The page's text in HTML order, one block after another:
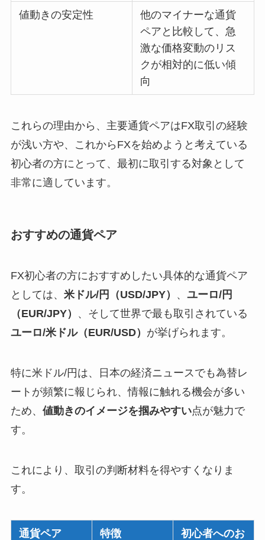
値動きの安定性
他のマイナーな通貨
ペアと比較して、急
激な価格変動のリス
クが相対的に低い傾
向
これらの理由から、主要通貨ペアはFX取引の経験
が浅い方や、これからFXを始めようと考えている
初心者の方にとって、最初に取引する対象として
非常に適しています。
おすすめの通貨ペア
FX初心者の方におすすめしたい具体的な通貨ペア
としては、 米ドル/円（USD/JPY） 、 ユーロ/円
（EUR/JPY）
、そして世界で最も取引されている
ユーロ/米ドル（EUR/USD） が挙げられます。
特に米ドル/円は、日本の経済ニュースでも為替レ
ートが頻繁に報じられ、情報に触れる機会が多い
ため、 値動きのイメージを掴みやすい点が魅力で
す。
これにより、取引の判断材料を得やすくなりま
す。
通貨ペア 特徴
初心者へのお